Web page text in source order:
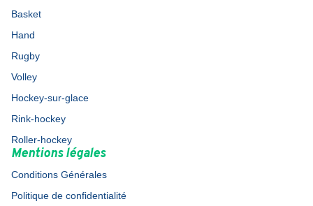
Basket
Hand
Rugby
Volley
Hockey-sur-glace
Rink-hockey
Roller-hockey
Mentions légales
Conditions Générales
Politique de confidentialité